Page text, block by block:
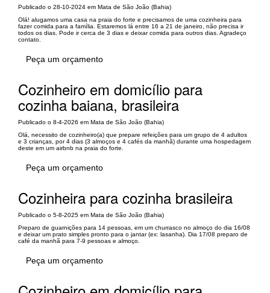
Publicado o 28-10-2024 em Mata de São João (Bahia)
Olá! alugamos uma casa na praia do forte e precisamos de uma cozinheira para
fazer comida para a família. Estaremos lá entre 16 a 21 de janeiro, não precisa ir
todos os dias. Pode ir cerca de 3 dias e deixar comida para outros dias. Agradeço
contato.
Peça um orçamento
Cozinheiro em domicílio para
cozinha baiana, brasileira
Publicado o 8-4-2026 em Mata de São João (Bahia)
Olá, necessito de cozinheiro(a) que prepare refeições para um grupo de 4 adultos
e 3 crianças, por 4 dias (3 almoços e 4 cafés da manhã) durante uma hospedagem
deste em um airbnb na praia do forte.
Peça um orçamento
Cozinheira para cozinha brasileira
Publicado o 5-8-2025 em Mata de São João (Bahia)
Preparo de guarnições para 14 pessoas, em um churrasco no almoço do dia 16/08
e deixar um prato simples pronto para o jantar (ex: lasanha). Dia 17/08 preparo de
café da manhã para 7-9 pessoas e almoço.
Peça um orçamento